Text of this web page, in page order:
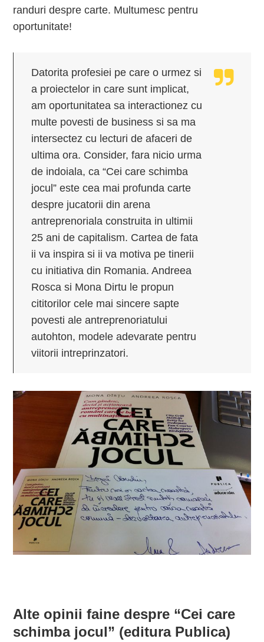
randuri despre carte. Multumesc pentru
oportunitate!
Datorita profesiei pe care o urmez si
a proiectelor in care sunt implicat,
am oportunitatea sa interactionez cu
multe povesti de business si sa ma
intersectez cu lecturi de afaceri de
ultima ora. Consider, fara nicio urma
de indoiala, ca “Cei care schimba
jocul” este cea mai profunda carte
despre jucatorii din arena
antreprenoriala construita in ultimii
25 ani de capitalism. Cartea de fata
ii va inspira si ii va motiva pe tinerii
cu initiativa din Romania. Andreea
Rosca si Mona Dirtu le propun
cititorilor cele mai sincere sapte
povesti ale antreprenoriatului
autohton, modele adevarate pentru
viitorii intreprinzatori.
Alte opinii faine despre “Cei care
schimba jocul” (editura Publica)